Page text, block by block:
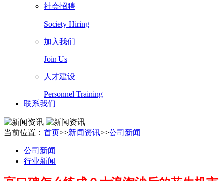
社会招聘
Society Hiring
加入我们
Join Us
人才建设
Personnel Training
联系我们
当前位置： 首页>>新闻资讯>>公司新闻
公司新闻
行业新闻